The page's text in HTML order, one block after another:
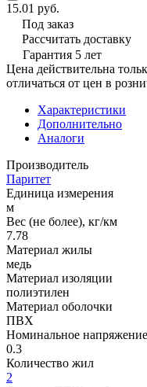
15.01 руб.
Под заказ
Рассчитать доставку
Гарантия 5 лет
Цена действительна
отличаться от цен в
Характеристики
Дополнительно
Аналоги
Производитель
Паритет
Единица измерения
м
Вес (не более), кг/км
7.78
Материал жилы
медь
Материал изоляции
полиэтилен
Материал оболочки
ПВХ
Номинальное
0.3
Количество жил
2